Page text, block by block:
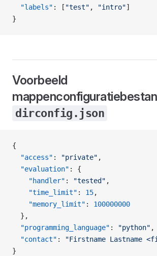
  "labels"
: [ "test" , "intro"]
}
Voorbeeld
dirconfig.json
{
  "access"
: "private" ,
  "evaluation"
: {
    "handler"
: "tested" ,
    "time_limit"
: 15,
    "memory_limit"
: 100000000
  },
  "programming_language"
: "python" ,
  "contact"
:
"Firstname Lastname
}